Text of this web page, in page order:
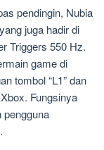
pendingin, Nubia
juga hadir di
Triggers 550 Hz.
game di
tombol “L1” dan
Fungsinya
pengguna